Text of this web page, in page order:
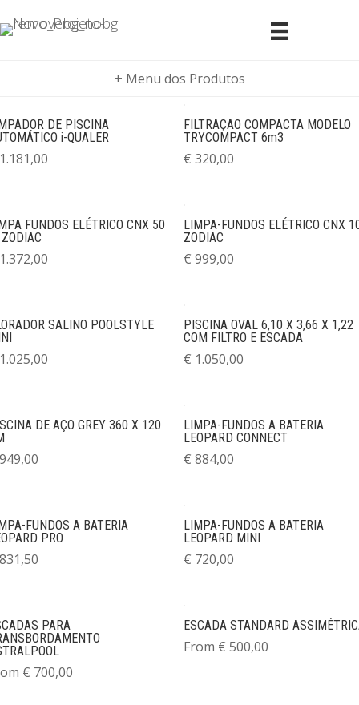
+ Menu dos Produtos
DE PISCINA
i-QUALER
FILTRAÇAO COMPACTA MODELO
TRYCOMPACT 6m3
€ 320,00
FUNDOS ELÉTRICO CNX 50
LIMPA-FUNDOS ELÉTRICO CNX
ZODIAC
€ 999,00
SALINO POOLSTYLE
PISCINA OVAL 6,10 X 3,66 X 1,22
COM FILTRO E ESCADA
€ 1.050,00
DE AÇO GREY 360 X 120
LIMPA-FUNDOS A BATERIA
LEOPARD CONNECT
€ 884,00
FUNDOS A BATERIA
PRO
LIMPA-FUNDOS A BATERIA
LEOPARD MINI
€ 720,00
PARA
€ 700,00
ESCADA STANDARD
From € 500,00